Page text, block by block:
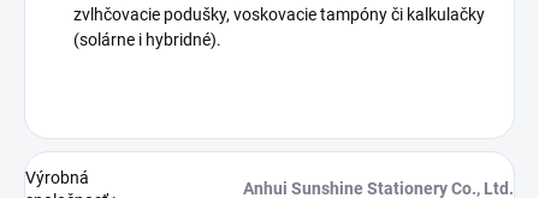
zvlhčovacie podušky, voskovacie tampóny či kalkulačky
(solárne i hybridné).
Výrobná
Anhui Sunshine Stationery Co., Ltd.